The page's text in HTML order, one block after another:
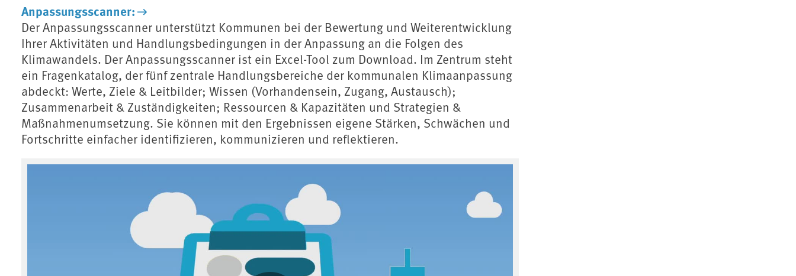
Anpassungsscanner:
Der Anpassungsscanner unterstützt Kommunen bei der Bewertung und Weiterentwicklung
Ihrer Aktivitäten und Handlungsbedingungen in der Anpassung an die Folgen des
Klimawandels. Der Anpassungsscanner ist ein Excel-Tool zum Download. Im Zentrum steht
ein Fragenkatalog, der fünf zentrale Handlungsbereiche der kommunalen Klimaanpassung
abdeckt: Werte, Ziele & Leitbilder; Wissen (Vorhandensein, Zugang, Austausch);
Zusammenarbeit & Zuständigkeiten; Ressourcen & Kapazitäten und Strategien &
Maßnahmenumsetzung. Sie können mit den Ergebnissen eigene Stärken, Schwächen und
Fortschritte einfacher identifizieren, kommunizieren und reflektieren.